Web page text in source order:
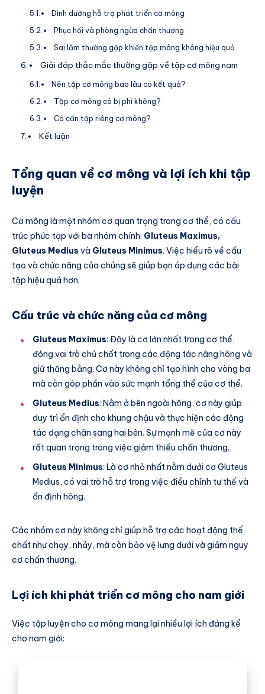
Dinh dưỡng hỗ trợ phát triển cơ mông
Phục hồi và phòng ngừa chấn thương
Sai lầm thường gặp khiến tập mông không hiệu quả
Giải đáp thắc mắc thường gặp về tập cơ mông nam
Nên tập cơ mông bao lâu có kết quả?
Tập cơ mông có bị phì không?
Có cần tập riêng cơ mông?
Kết luận
Tổng quan về cơ mông và lợi ích khi tập
luyện
Cơ mông là một nhóm cơ quan trọng trong cơ thể, có cấu
trúc phức tạp với ba nhóm chính: Gluteus Maximus,
Gluteus Medius và Gluteus Minimus. Việc hiểu rõ về cấu
tạo và chức năng của chúng sẽ giúp bạn áp dụng các bài
tập hiệu quả hơn.
Cấu trúc và chức năng của cơ mông
Gluteus Maximus: Đây là cơ lớn nhất trong cơ thể,
đóng vai trò chủ chốt trong các động tác nâng hông và
giữ thăng bằng. Cơ này không chỉ tạo hình cho vòng ba
mà còn góp phần vào sức mạnh tổng thể của cơ thể.
Gluteus Medius: Nằm ở bên ngoài hông, cơ này giúp
duy trì ổn định cho khung chậu và thực hiện các động
tác dạng chân sang hai bên. Sự mạnh mẽ của cơ này
rất quan trọng trong việc giảm thiểu chấn thương.
Gluteus Minimus: Là cơ nhỏ nhất nằm dưới cơ Gluteus
Medius, có vai trò hỗ trợ trong việc điều chỉnh tư thế và
ổn định hông.
Các nhóm cơ này không chỉ giúp hỗ trợ các hoạt động thể
chất như chạy, nhảy, mà còn bảo vệ lưng dưới và giảm nguy
cơ chấn thương.
Lợi ích khi phát triển cơ mông cho nam giới
Việc tập luyện cho cơ mông mang lại nhiều lợi ích đáng kể
cho nam giới: